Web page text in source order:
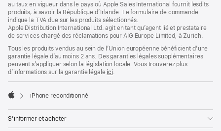
page
au taux en vigueur dans le pays où Apple Sales International fournit lesdits
produits, à savoir la République d’Irlande. Le formulaire de commande
indique la TVA due sur les produits sélectionnés.
Apple Distribution International Ltd. agit en tant qu’agent lié et prestataire
de services chargé des réclamations pour AIG Europe Limited, à Zurich.
Tous les produits vendus au sein de l’Union européenne bénéficient d’une
garantie légale d’au moins 2 ans. Des garanties légales supplémentaires
peuvent s’appliquer selon la législation locale. Vous trouverez plus
d’informations sur la garantie légale ici.
iPhone reconditionné
S’informer et acheter